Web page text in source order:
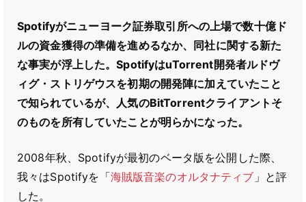
Spotifyがニューヨーク証券取引所への上場で数十億ド
ルの資金獲得の準備を進めるなか、同社に関する新た
な事実が浮上した。SpotifyはuTorrent開発者ルドヴ
ィグ・ストリゲウスを初期の開発陣に加えていたこと
で知られているが、人気のBitTorrentクライアントそ
のものを所有していたことが明らかになった。
2008年秋、Spotifyが最初のベータ版を公開した際、
我々はSpotifyを「海賊版音楽のオルタナティブ 」と評
した。